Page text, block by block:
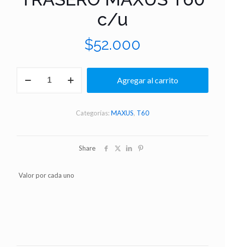
c/u
$52.000
TRASERO
Agregar al carrito
Categorías:MAXUS, T60
Share
Valor por cada uno